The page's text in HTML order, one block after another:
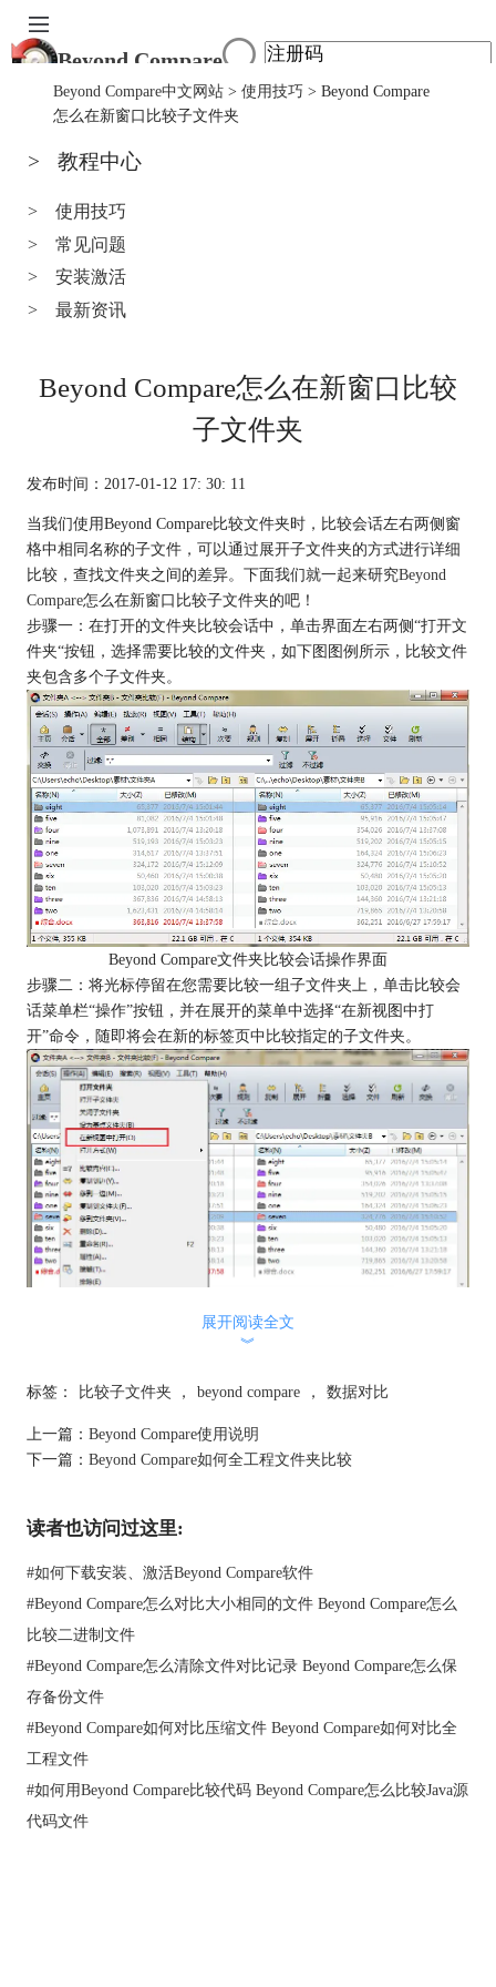
Beyond Compare
首页
服务中心
Beyond Compare中文网站> 使用技巧 > Beyond Compare
怎么在新窗口比较子文件夹
> 教程中心
>
使用技巧
>
常见问题
>
安装激活
>
最新资讯
Beyond Compare怎么在新窗口比较
子文件夹
发布时间：2017-01-12 17: 30: 11
当我们使用Beyond Compare比较文件夹时，比较会话左右两侧窗
格中相同名称的子文件，可以通过展开子文件夹的方式进行详细
比较，查找文件夹之间的差异。下面我们就一起来研究Beyond
Compare怎么在新窗口比较子文件夹的吧！
步骤一：在打开的文件夹比较会话中，单击界面左右两侧“打开文
件夹“按钮，选择需要比较的文件夹，如下图图例所示，比较文件
夹包含多个子文件夹。
Beyond Compare文件夹比较会话操作界面
步骤二：将光标停留在您需要比较一组子文件夹上，单击比较会
话菜单栏“操作”按钮，并在展开的菜单中选择“在新视图中打
开”命令，随即将会在新的标签页中比较指定的子文件夹。
Beyond Compare文件夹比较操作菜单
步骤三：在新建的文件夹比较会话界面中，您可以单击工具栏显
分，并作出相应整理。
Beyond Compare子文件夹比较会话界面
以上就是介绍Beyond Compare怎么在新窗口比较子文件夹方法，
步骤简单易懂很容易操作，这些技巧也只是一点点，如果想要了
解更多的关于Beyond Compare的使用技巧，可参考教程
Compare如何比较文本文档 。
展开阅读全文
︾
标签： 比较子文件夹 ， beyond compare ， 数据对比
上一篇： Beyond Compare使用说明
下一篇： Beyond Compare如何全工程文件夹比较
读者也访问过这里:
#如何下载安装、激活Beyond Compare软件
#Beyond Compare怎么对比大小相同的文件 Beyond Compare怎么
比较二进制文件
#Beyond Compare怎么清除文件对比记录 Beyond Compare怎么保
存备份文件
#Beyond Compare如何对比压缩文件 Beyond Compare如何对比全
工程文件
#如何用Beyond Compare比较代码 Beyond Compare怎么比较Java源
代码文件